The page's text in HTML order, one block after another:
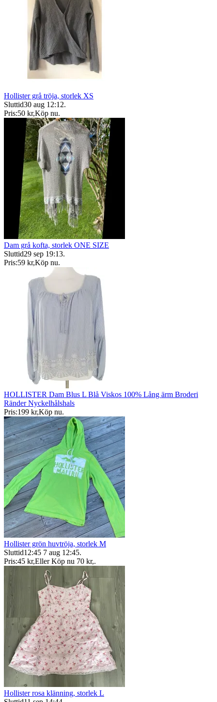
Hollister grå tröja, storlek XS
Sluttid30 aug 12:12.
Pris:50 kr,Köp nu.
Dam grå kofta, storlek ONE SIZE
Sluttid29 sep 19:13.
Pris:59 kr,Köp nu.
HOLLISTER Dam Blus L Blå Viskos 100% Lång ärm Broderi
Ränder Nyckelhålshals
Pris:199 kr,Köp nu.
Hollister grön huvtröja, storlek M
Sluttid12:45 7 aug 12:45.
Pris:45 kr,Eller Köp nu 70 kr,.
Hollister rosa klänning, storlek L